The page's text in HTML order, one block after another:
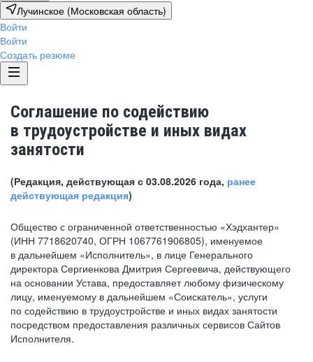
Лучинское (Московская область)
Войти
Войти
Создать резюме
Соглашение по содействию
в трудоустройстве и иных видах
занятости
(Редакция, действующая с 03.08.2026 года, ранее
действующая редакция)
Общество с ограниченной ответственностью «Хэдхантер»
(ИНН 7718620740, ОГРН 1067761906805), именуемое
в дальнейшем «Исполнитель», в лице Генерального
директора Сергиенкова Дмитрия Сергеевича, действующего
на основании Устава, предоставляет любому физическому
лицу, именуемому в дальнейшем «Соискатель», услуги
по содействию в трудоустройстве и иных видах занятости
посредством предоставления различных сервисов Сайтов
Исполнителя.